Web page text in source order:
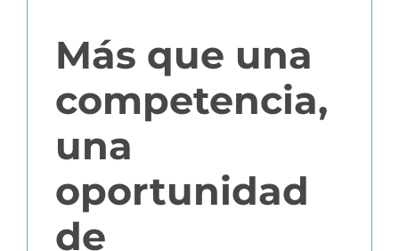
Más que una
competencia,
una
oportunidad
de